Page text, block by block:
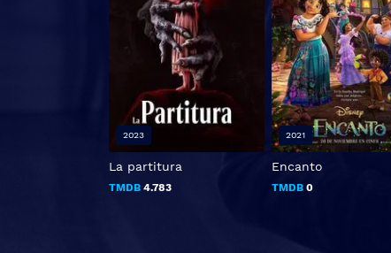
La partitura
TMDB 4.783
2023
Encanto
TMDB 0
2021